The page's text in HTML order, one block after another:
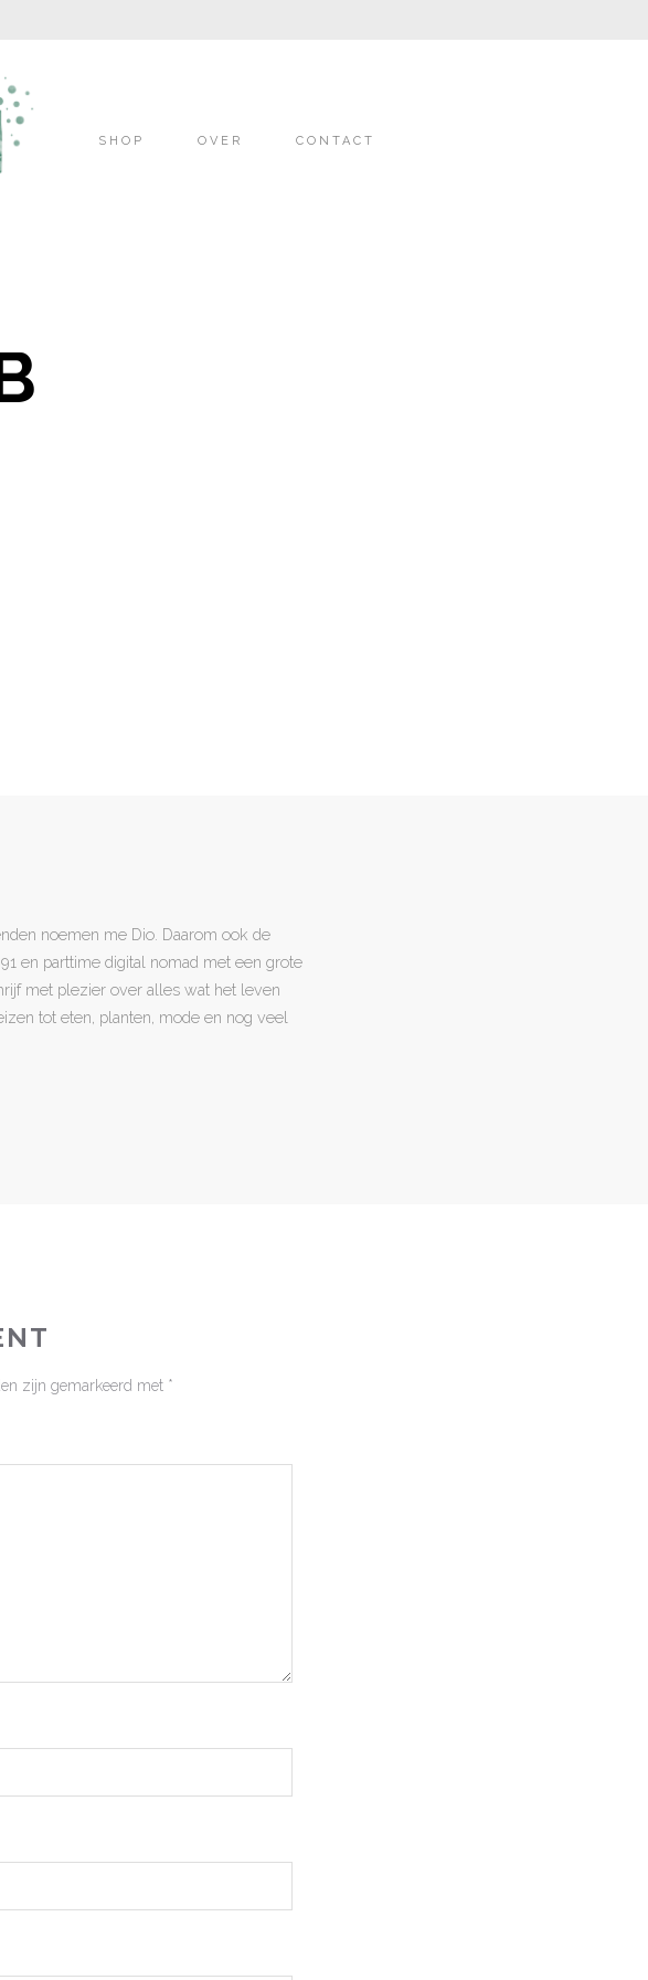
SHOP OVER CONTACT
noemen me Dio. Daarom ook de
en parttime digital nomad met een grote
met plezier over alles wat het leven
tot eten, planten, mode en nog veel
zijn gemarkeerd met *